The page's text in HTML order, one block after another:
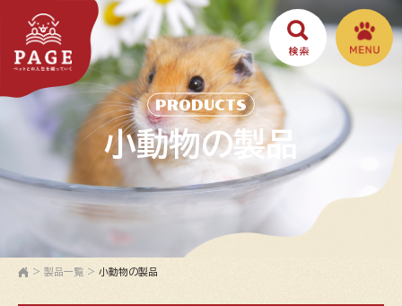
PRODUCTS
小動物の製品
> 製品一覧 > 小動物の製品